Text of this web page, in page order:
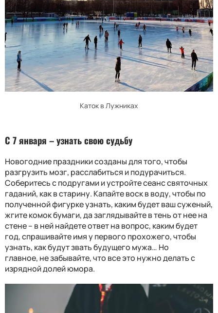
Каток в Лужниках
С 7 января – узнать свою судьбу
Новогодние праздники созданы для того, чтобы
разгрузить мозг, расслабиться и подурачиться.
Соберитесь с подругами и устройте сеанс святочных
гаданий, как в старину. Капайте воск в воду, чтобы по
полученной фигурке узнать, каким будет ваш суженый,
жгите комок бумаги, да заглядывайте в тень от нее на
стене– в ней найдете ответ на вопрос, каким будет
год, спрашивайте имя у первого прохожего, чтобы
узнать, как будут звать будущего мужа… Но
главное, не забывайте, что все это нужно делать с
изрядной долейюмора.